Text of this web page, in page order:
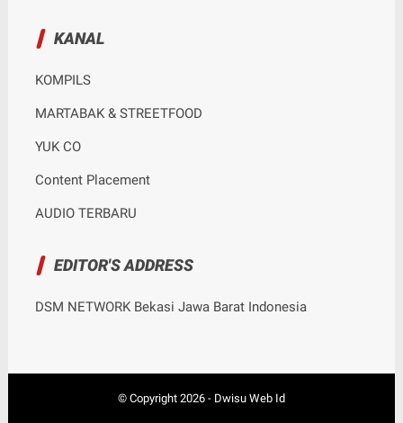
KANAL
KOMPILS
MARTABAK & STREETFOOD
YUK CO
Content Placement
AUDIO TERBARU
EDITOR'S ADDRESS
DSM NETWORK Bekasi Jawa Barat Indonesia
© Copyright 2026- Dwisu Web Id